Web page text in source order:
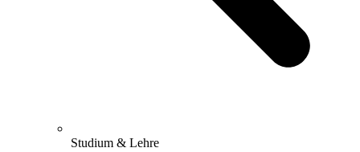
Studium & Lehre